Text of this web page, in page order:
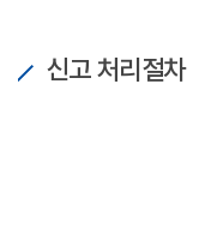
신고 처리절차